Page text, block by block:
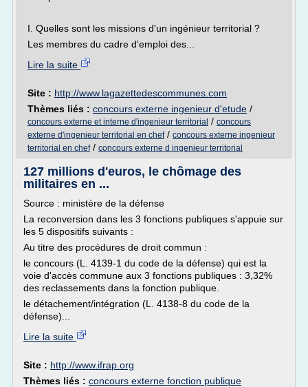
I. Quelles sont les missions d'un ingénieur territorial ?
Les membres du cadre d'emploi des...
Lire la suite
Site : http://www.lagazettedescommunes.com
Thèmes liés : concours externe ingenieur d'etude /
concours externe et interne d'ingenieur territorial / concours
externe d'ingenieur territorial en chef/ concours externe ingenieur
territorial en chef/ concours externe d ingenieur territorial
127 millions d'euros, le chômage des
militaires en ...
Source : ministère de la défense
La reconversion dans les 3 fonctions publiques s'appuie sur
les 5 dispositifs suivants :
Au titre des procédures de droit commun :
le concours (L. 4139-1 du code de la défense) qui est la
voie d'accès commune aux 3 fonctions publiques : 3,32%
des reclassements dans la fonction publique.
le détachement/intégration (L. 4138-8 du code de la
défense)...
Lire la suite
Site : http://www.ifrap.org
Thèmes liés : concours externe fonction publique